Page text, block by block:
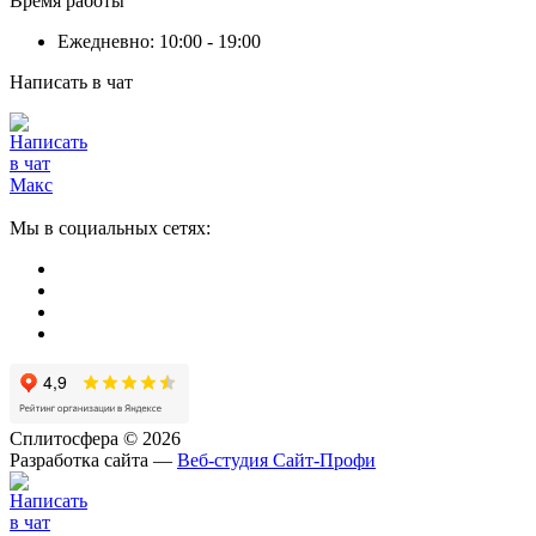
Ежедневно: 10:00 - 19:00
Написать в чат
Мы в социальных сетях:
Сплитосфера © 2026
Разработка сайта — Веб-студия Сайт-Профи